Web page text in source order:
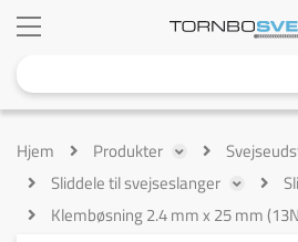
Hjem Produkter
Sliddele til svejseslanger
Klembøsning 2.4 mm x 25 mm